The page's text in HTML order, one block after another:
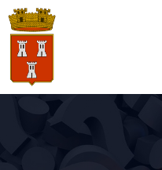
Accueil
Tourisme